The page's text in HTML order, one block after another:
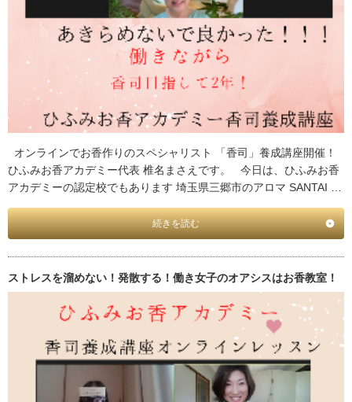
オンラインでお香作りのスペシャリスト 「香司」養成講座開催！
ひふみお香アカデミー代表 椎名まさえです。 今日は、ひふみお香
アカデミーの認定校でもあります 埼玉県三郷市のアロマ SANTAI …
続きを読む
ストレスを溜めない！発散する！働き女子のオアシスはお香教室！